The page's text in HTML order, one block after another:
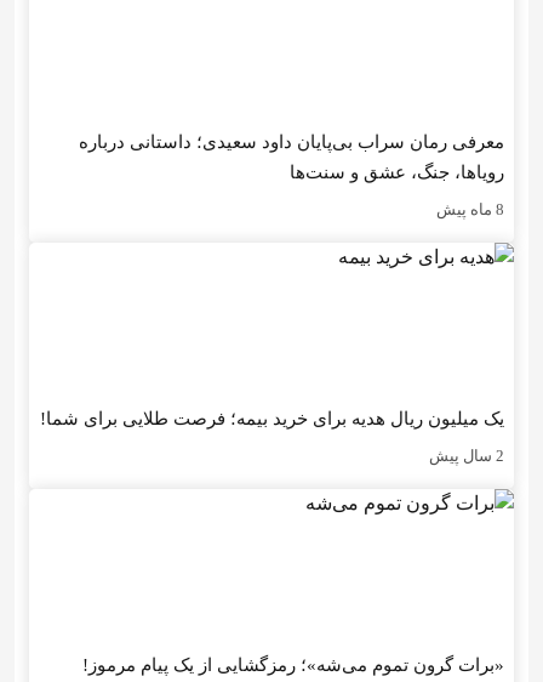
معرفی رمان سراب بی‌پایان داود سعیدی؛ داستانی درباره
رویاها، جنگ، عشق و سنت‌ها
8 ماه پیش
یک میلیون ریال هدیه برای خرید بیمه؛ فرصت طلایی برای شما!
2 سال پیش
«برات گرون تموم می‌شه»؛ رمزگشایی از یک پیام مرموز!